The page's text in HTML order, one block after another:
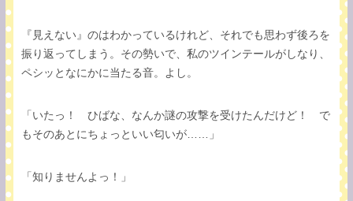
『見えない』のはわかっているけれど、それでも思わず後ろを
振り返ってしまう。その勢いで、私のツインテールがしなり、
ペシッとなにかに当たる音。よし。
「いたっ！ ひばな、なんか謎の攻撃を受けたんだけど！ で
もそのあとにちょっといい匂いが……」
「知りませんよっ！」